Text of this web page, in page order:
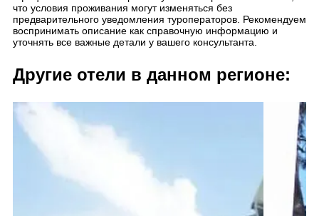
что условия проживания могут изменяться без
предварительного уведомления туроператоров. Рекомендуем
воспринимать описание как справочную информацию и
уточнять все важные детали у вашего консультанта.
Другие отели в данном регионе: